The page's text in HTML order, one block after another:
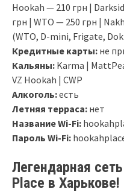
Hookah — 210 грн |
грн | WTO — 250 грн |
(WTO, D-mini, Frigate,
Кредитные карты: не
Кальяны: Karma |
VZ Hookah | CWP
Алкоголь:есть
Летняя терраса: нет
Название Wi-Fi:
Пароль Wi-Fi:
Легендарная
Place в Харькове!